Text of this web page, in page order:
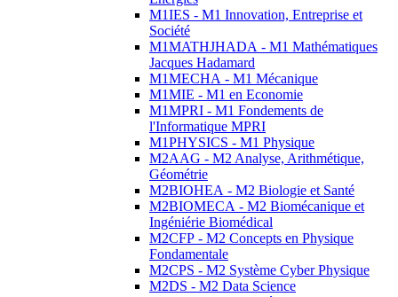
M1IES - M1 Innovation, Entreprise et
Société
M1MATHJHADA - M1 Mathématiques
Jacques Hadamard
M1MECHA - M1 Mécanique
M1MIE - M1 en Economie
M1MPRI - M1 Fondements de
l'Informatique MPRI
M1PHYSICS - M1 Physique
M2AAG - M2 Analyse, Arithmétique,
Géométrie
M2BIOHEA - M2 Biologie et Santé
M2BIOMECA - M2 Biomécanique et
Ingéniérie Biomédical
M2CFP - M2 Concepts en Physique
Fondamentale
M2CPS - M2 Système Cyber Physique
M2DS - M2 Data Science